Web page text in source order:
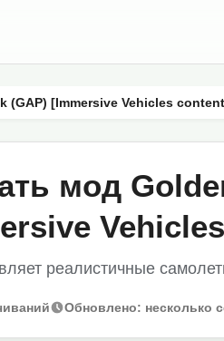
(GAP) [Immersive Vehicles
мод
реалистичные
Обновлено: несколько